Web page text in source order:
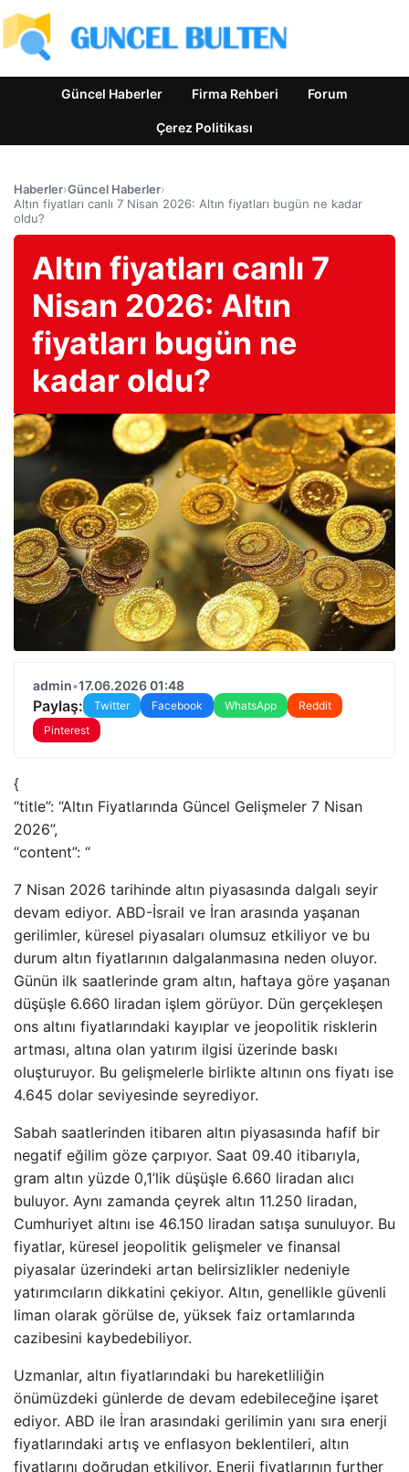
Güncel Haberler Firma Rehberi Forum
Çerez Politikası
Haberler›Güncel Haberler›
Altın fiyatları canlı 7 Nisan 2026: Altın fiyatları bugün ne kadar
oldu?
Altın fiyatları canlı 7
Nisan 2026: Altın
fiyatları bugün ne
kadar oldu?
admin•17.06.2026 01:48
Paylaş: Twitter Facebook WhatsApp
Reddit
Pinterest
{
“title”: “Altın Fiyatlarında Güncel Gelişmeler 7 Nisan
2026”,
“content”: “
7 Nisan 2026 tarihinde altın piyasasında dalgalı seyir
devam ediyor. ABD-İsrail ve İran arasında yaşanan
gerilimler, küresel piyasaları olumsuz etkiliyor ve bu
durum altın fiyatlarının dalgalanmasına neden oluyor.
Günün ilk saatlerinde gram altın, haftaya göre yaşanan
düşüşle 6.660 liradan işlem görüyor. Dün gerçekleşen
ons altını fiyatlarındaki kayıplar ve jeopolitik risklerin
artması, altına olan yatırım ilgisi üzerinde baskı
oluşturuyor. Bu gelişmelerle birlikte altının ons fiyatı ise
4.645 dolar seviyesinde seyrediyor.
Sabah saatlerinden itibaren altın piyasasında hafif bir
negatif eğilim göze çarpıyor. Saat 09.40 itibarıyla,
gram altın yüzde 0,1’lik düşüşle 6.660 liradan alıcı
buluyor. Aynı zamanda çeyrek altın 11.250 liradan,
Cumhuriyet altını ise 46.150 liradan satışa sunuluyor. Bu
fiyatlar, küresel jeopolitik gelişmeler ve finansal
piyasalar üzerindeki artan belirsizlikler nedeniyle
yatırımcıların dikkatini çekiyor. Altın, genellikle güvenli
liman olarak görülse de, yüksek faiz ortamlarında
cazibesini kaybedebiliyor.
Uzmanlar, altın fiyatlarındaki bu hareketliliğin
önümüzdeki günlerde de devam edebileceğine işaret
ediyor. ABD ile İran arasındaki gerilimin yanı sıra enerji
fiyatlarındaki artış ve enflasyon beklentileri, altın
fiyatlarını doğrudan etkiliyor. Enerji fiyatlarının further